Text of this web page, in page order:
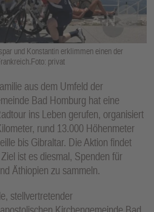
und Konstantin erklimmen einen der
privat
aus dem Umfeld der
Bad Homburg hat eine
ins Leben gerufen, organisiert
rund 13.000 Höhenmeter
bis Gibraltar. Die Aktion findet
ist es diesmal, Spenden für
Äthiopien zu sammeln.
stellvertretender